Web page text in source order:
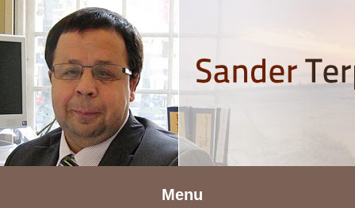
Spring
naar
hoofdnavigatie
naar
hoofd
inhoud
Spring
naar
voettekst
Menu